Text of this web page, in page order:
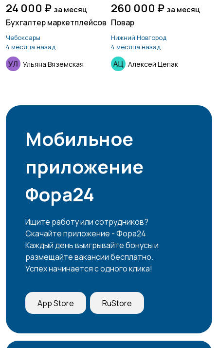
24 000 ₽ за месяц
Бухгалтер маркетплейсов
Чебоксары
4 месяца назад
Ульяна Вяземская
260 000 ₽ за месяц
Повар
Нижний Новгород
4 месяца назад
Алексей Цепак
Мобильное
приложение
Фора24
Ищите работу или сотрудников?
Скачайте приложение - Фора24
Каждый день выигрывайте бонусы и
размещайте вакансии бесплатно.
Успех начинается с одного клика!
App Store RuStore